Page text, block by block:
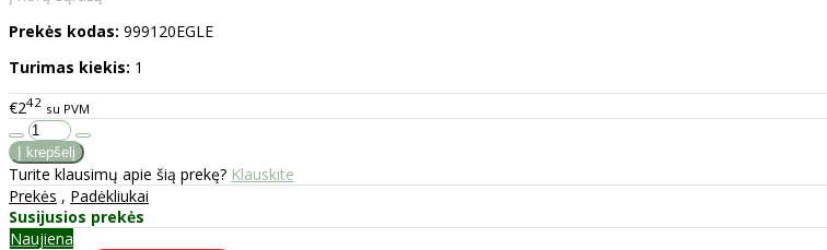
Prekės kodas: 999120EGLE
Turimas kiekis: 1
€242 su PVM
Turite klausimų apie šią prekę? Klauskite
Prekės , Padėkliukai
Susijusios prekės
Naujiena